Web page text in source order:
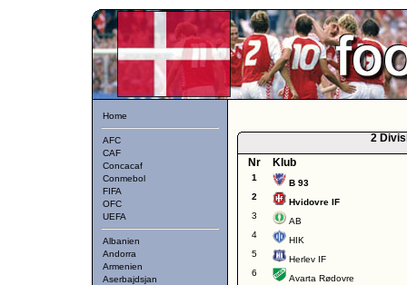
Home
AFC
CAF
Concacaf
Conmebol
FIFA
OFC
UEFA
Albanien
Andorra
Armenien
Aserbajdsjan
2
Nr
Klub
1
B 93
2
Hvidovre IF
3
AB
4
HIK
5
Herlev IF
6
Avarta Rødovre